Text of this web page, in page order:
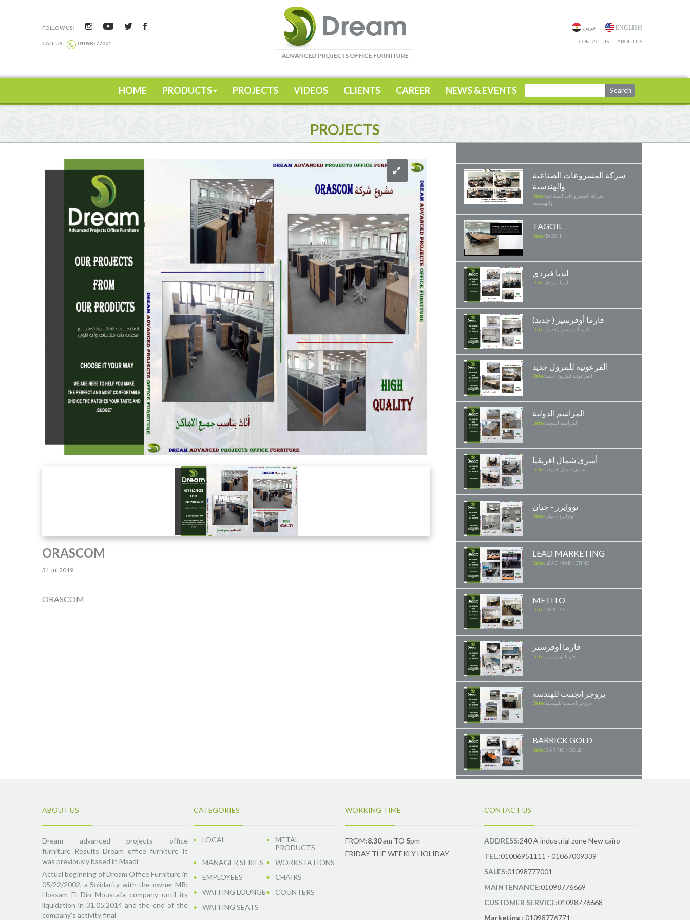
FOLLOW US:
CALL US : 01098777001
ENGLISH عربى
ABOUT US
CONTACT US
HOME PRODUCTS PROJECTS VIDEOS CLIENTS CAREER NEWS & EVENTS
PROJECTS
شركة المشروعات الصناعية
والهندسية
Date:شركة المشروعات الصناعية
والهندسية
TAGOIL
Date:TAGOIL
ايديا فيردي
Date:ايديا فيردي
فارما أوفرسيز ( جديد)
Date:فارما أوفرسيز ( جديد)
الفرعونية للبترول جديد
Date: الفرعونية للبترول جديد
المراسم الدولية
Date:المراسم الدولية
أسري شمال افريقيا
Date:أسري شمال افريقيا
تووايرز - جيان
Date:تووايرز - جيان
LEAD MARKETING
Date:LEAD MARKETING
METITO
Date:METITO
فارما أوفرسيز
Date: فارما أوفرسيز
بروجر ايجيبت للهندسة
Date:بروجر ايجيبت للهندسة
BARRICK GOLD
Date:BARRICK GOLD
Date:مشروع بي فيت بالم هيلز
Date:TCI
ORASCOM
31 Jul 2019
ORASCOM
ABOUT US
Dream advanced projects office
furniture Results Dream office furniture It
was previously based in Maadi
Actual beginning of Dream Office Furniture in
05/22/2002, a Solidarity with the owner MR:
Hossam El Din Moustafa company until its
liquidation in 31.05.2014 and the end of the
company's activity final
CATEGORIES
LOCAL
METAL
PRODUCTS
MANAGER SERIES
WORKSTATIONS
EMPLOYEES
CHAIRS
WAITING LOUNGE
COUNTERS
WAITING SEATS
WORKING TIME
FROM:8.30am TO 5pm
FRIDAY THE WEEKLY HOLIDAY
CONTACT US
ADDRESS:240 A industrial zone New cairo
TEL.:01006951111 - 01067009339
SALES:01098777001
MAINTENANCE:01098776669
CUSTOMER SERVICE:01098776668
Marketing : 01098776771